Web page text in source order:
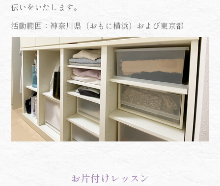
伝いをいたします。
活動範囲：神奈川県（おもに横浜）および東京都
お片付けレッスン